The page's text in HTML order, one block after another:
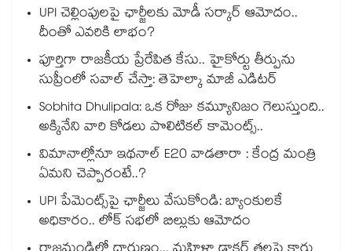
UPI చెల్లింపులపై ఛార్జీలకు మోడీ సర్కార్ ఆమోదం..
దీంతో ఎవరికి లాభం?
పూర్తిగా రాజకీయ ప్రేరేపిత కేసు.. హైకోర్టు తీర్పును
సుప్రీంలో సవాల్ చేస్తా: తెహెల్కా మాజీ ఎడిటర్
Sobhita Dhulipala: ఒక రోజు కమ్యూనిజం గెలుస్తుంది..
అక్కినేని వారి కోడలు పొలిటికల్ కామెంట్స్..
విమానాల్లోనూ ఇథనాల్ E20 వాడతారా : కేంద్ర మంత్రి
ఏమని చెప్పారంటే..?
UPI పేమెంట్స్⁪పై ఛార్జీలు వేసుకోండి: బ్యాంకులకే
అధికారం.. లోక్ సభలో బిల్లుకు ఆమోదం